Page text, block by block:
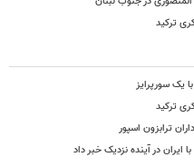
ترکید
ترکید
ترابزون اسپور
ایران در آینده نزدیک خبر داد